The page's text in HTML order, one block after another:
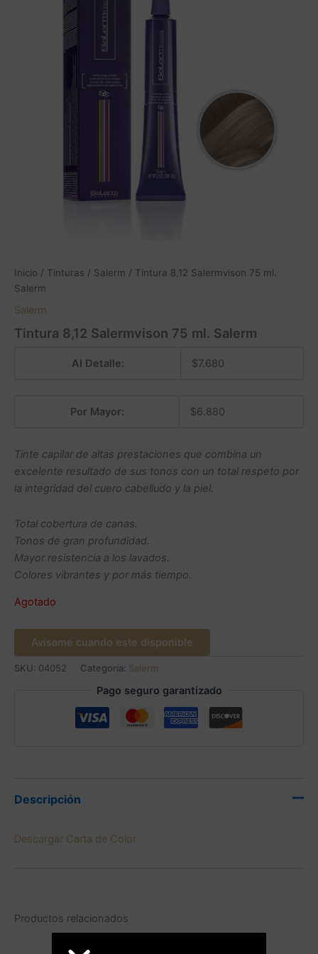
Inicio / Tinturas / Salerm / Tintura 8,12 Salermvison 75 ml.
Salerm
Salerm
Tintura 8,12 Salermvison 75 ml. Salerm
Al Detalle: $7.680
Por Mayor: $6.880
Tinte capilar de altas prestaciones que combina un
excelente resultado de sus tonos con un total respeto por
la integridad del cuero cabelludo y la piel.
Total cobertura de canas.
Tonos de gran profundidad.
Mayor resistencia a los lavados.
Colores vibrantes y por más tiempo.
Agotado
Avísame cuando este disponible
SKU: 04052 Categoría: Salerm
Pago seguro garantizado
Descripción
Descargar Carta de Color
Productos relacionados